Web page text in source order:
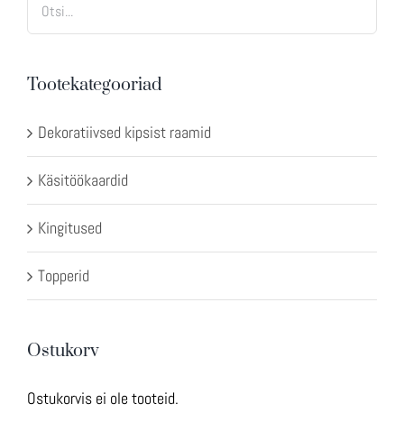
Tootekategooriad
Dekoratiivsed kipsist raamid
Käsitöökaardid
Kingitused
Topperid
Ostukorv
Ostukorvis ei ole tooteid.